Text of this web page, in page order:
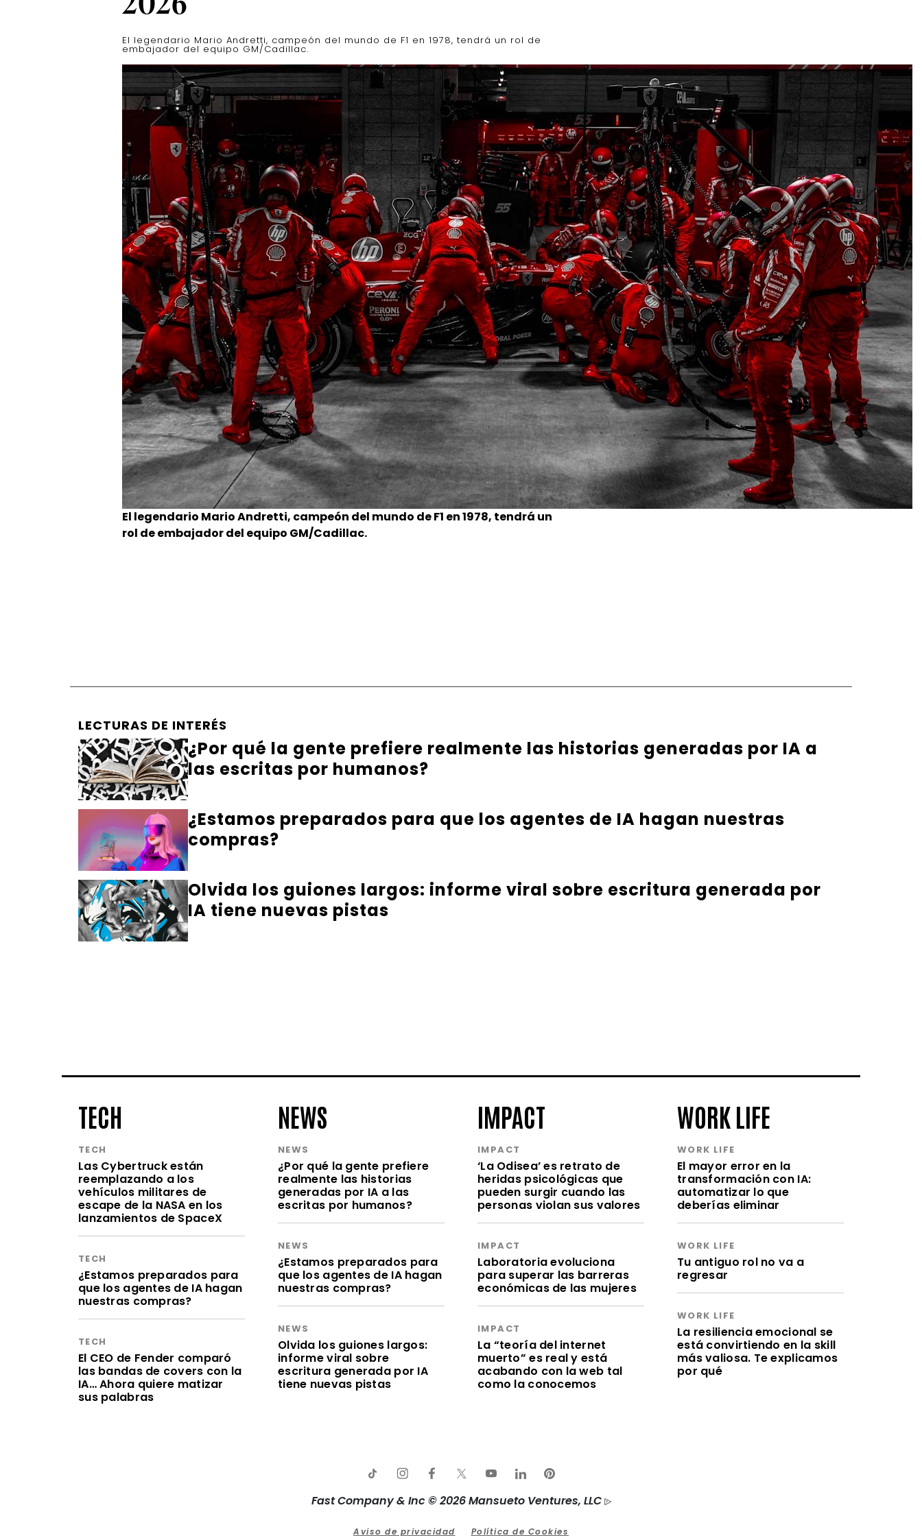
El legendario Mario Andretti, campeón del mundo de F1 en 1978, tendrá un rol de
embajador del equipo GM/Cadillac.
El legendario Mario Andretti, campeón del mundo de F1 en 1978, tendrá un
rol de embajador del equipo GM/Cadillac.
LECTURAS DE INTERÉS
¿Por qué la gente prefiere realmente las historias generadas por IA a
las escritas por humanos?
¿Estamos preparados para que los agentes de IA hagan nuestras
compras?
Olvida los guiones largos: informe viral sobre escritura generada por
IA tiene nuevas pistas
TECH
TECH
Las Cybertruck están
reemplazando a los
vehículos militares de
escape de la NASA en los
lanzamientos de SpaceX
TECH
¿Estamos preparados para
que los agentes de IA hagan
nuestras compras?
TECH
El CEO de Fender comparó
las bandas de covers con la
IA… Ahora quiere matizar
sus palabras
NEWS
NEWS
¿Por qué la gente prefiere
realmente las historias
generadas por IA a las
escritas por humanos?
NEWS
¿Estamos preparados para
que los agentes de IA hagan
nuestras compras?
NEWS
Olvida los guiones largos:
informe viral sobre
escritura generada por IA
tiene nuevas pistas
IMPACT
IMPACT
‘La Odisea’ es retrato de
heridas psicológicas que
pueden surgir cuando las
personas violan sus valores
IMPACT
Laboratoria evoluciona
para superar las barreras
económicas de las mujeres
IMPACT
La “teoría del internet
muerto” es real y está
acabando con la web tal
como la conocemos
WORK LIFE
WORK LIFE
El mayor error en la
transformación con IA:
automatizar lo que
deberías eliminar
WORK LIFE
Tu antiguo rol no va a
regresar
WORK LIFE
La resiliencia emocional se
está convirtiendo en la skill
más valiosa. Te explicamos
por qué
Fast Company & Inc © 2026 Mansueto Ventures, LLC
Aviso de privacidad Política de Cookies